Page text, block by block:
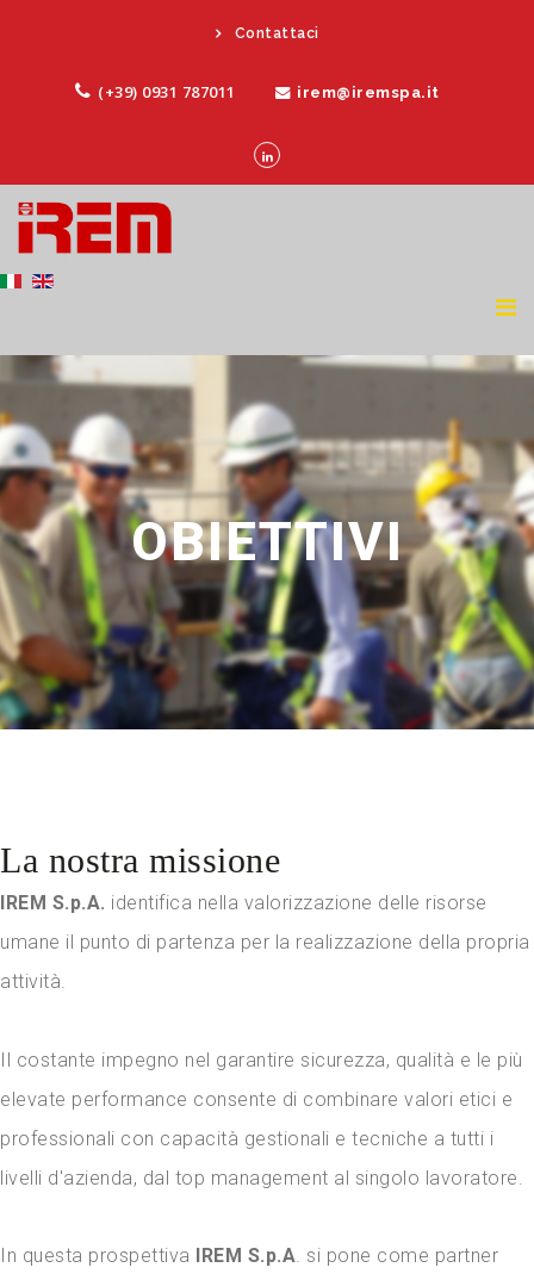
Contattaci
(+39) 0931 787011 irem@iremspa.it
OBIETTIVI
La nostra missione
IREM S.p.A. identifica nella valorizzazione delle risorse
umane il punto di partenza per la realizzazione della propria
attività.
Il costante impegno nel garantire sicurezza, qualità e le più
elevate performance consente di combinare valori etici e
professionali con capacità gestionali e tecniche a tutti i
livelli d'azienda, dal top management al singolo lavoratore.
In questa prospettiva IREM S.p.A. si pone come partner